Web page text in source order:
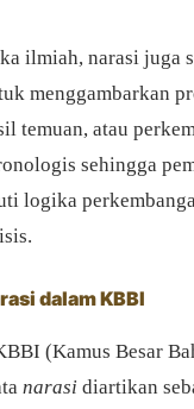
ilmiah, narasi juga
menggambarkan
temuan, atau
sehingga
logika
dalam KBBI
(Kamus Besar
narasi diartikan